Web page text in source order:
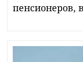
пенсионеров,